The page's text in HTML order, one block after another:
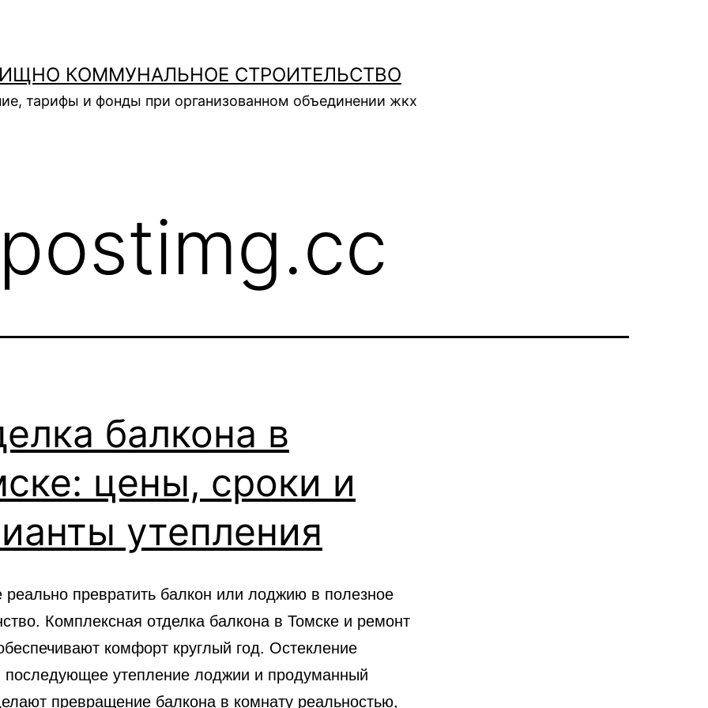
КОММУНАЛЬНОЕ СТРОИТЕЛЬСТВО
тарифы и фонды при организованном объединении жкх
postimg.cc
балкона в
цены, сроки и
утепления
реально превратить балкон или лоджию в полезное
Комплексная отделка балкона в Томске и ремонт
комфорт круглый год. Остекление
последующее утепление лоджии и продуманный
превращение балкона в комнату реальностью,